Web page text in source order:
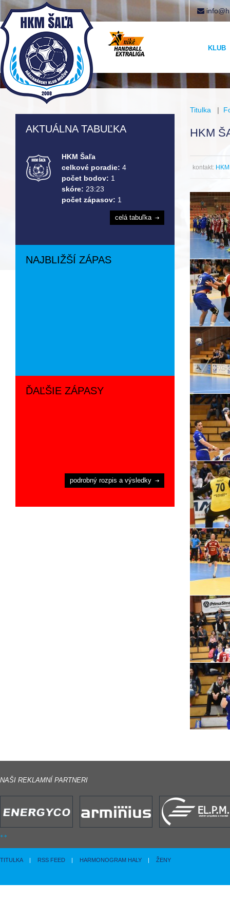
KLUB
Titulka |
HKM
kontakt:
AKTUÁLNA TABUĽKA
HKM Šaľa
celkové poradie: 4
počet bodov: 1
skóre: 23:23
počet zápasov: 1
celá tabuľka
NAJBLIŽŠÍ ZÁPAS
ĎAĽŠIE ZÁPASY
podrobný rozpis a výsledky
NAŠI REKLAMNÍ PARTNERI
TITULKA | RSS FEED | HARMONOGRAM HALY | ŽENY